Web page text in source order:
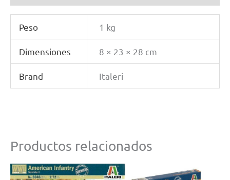
Peso 1 kg
Dimensiones 8 × 23 × 28 cm
Brand Italeri
Productos relacionados